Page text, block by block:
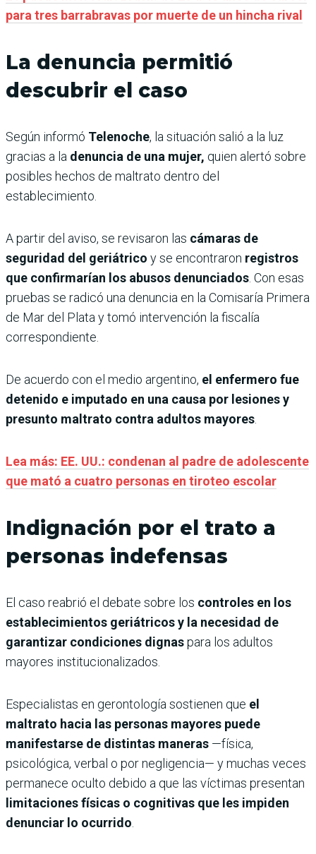
para tres barrabravas por muerte de un hincha rival
La denuncia permitió
descubrir el caso
Según informó Telenoche, la situación salió a la luz
gracias a la denuncia de una mujer, quien alertó sobre
posibles hechos de maltrato dentro del
establecimiento.
A partir del aviso, se revisaron las cámaras de
seguridad del geriátrico y se encontraron registros
que confirmarían los abusos denunciados. Con esas
pruebas se radicó una denuncia en la Comisaría Primera
de Mar del Plata y tomó intervención la fiscalía
correspondiente.
De acuerdo con el medio argentino, el enfermero fue
detenido e imputado en una causa por lesiones y
presunto maltrato contra adultos mayores.
Lea más: EE. UU.: condenan al padre de adolescente
que mató a cuatro personas en tiroteo escolar
Indignación por el trato a
personas indefensas
El caso reabrió el debate sobre los controles en los
establecimientos geriátricos y la necesidad de
garantizar condiciones dignaspara los adultos
mayores institucionalizados.
Especialistas en gerontología sostienen que el
maltrato hacia las personas mayores puede
manifestarse de distintas maneras —física,
psicológica, verbal o por negligencia— y muchas veces
permanece oculto debido a que las víctimas presentan
limitaciones físicas o cognitivas que les impiden
denunciar lo ocurrido.